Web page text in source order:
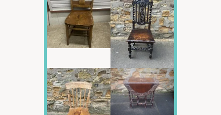
◆メンテナンス概算費用について
メンテナンス費用は入荷後の点検状況や部品代・材料費
等により、ご購入お手続き後でも金額が変更される場合
がございます。
また、メニュー以外のメンテナンスやカスタマイズが可
能な場合もございますので、
ご希望がございましたらお気軽にお問い合わせくださ
い。別途お見積り申し上げます。